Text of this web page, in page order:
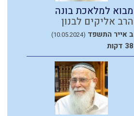
מבוא למלאכת בונה
הרב אליקים לבנון
ב אייר התשפד (10.05.2024)
38 דקות